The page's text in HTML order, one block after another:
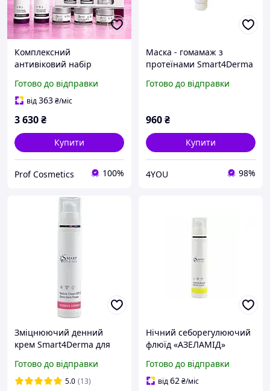
Комплексний
антивіковий набір
Smart4Derma Age
Performance ліфтинг SPF
Готово до відправки
від363₴/міс
3 630₴
Купити
Prof Cosmetics 100%
Маска - гомамаж з
протеїнами Smart4Derma
Mask Enzyme & Milk
Готово до відправки
960₴
Купити
4YOU 98%
Зміцнюючий денний
крем Smart4Derma для
шкіри SPF 20 Redness
Corect 50 мл
Готово до відправки
5.0 (13)
Нічний себорегулюючий
флюїд «АЗЕЛАМІД»
Acne Derm Active, 50мл
Готово до відправки
від62₴/міс